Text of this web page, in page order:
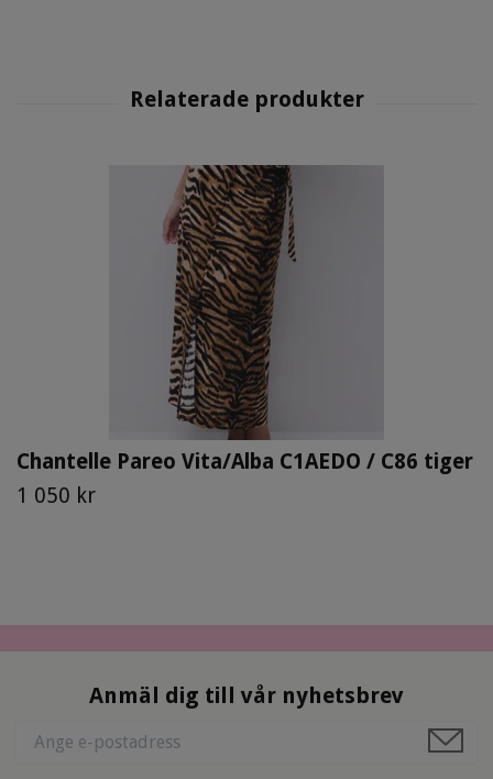
Chantelle Pareo Vita/Alba C1AEDO / C86 tiger
1 050 kr
Anmäl dig till vår nyhetsbrev